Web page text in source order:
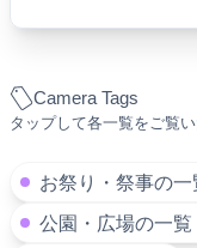
Camera Tags
タップして各一覧をご覧
お祭り・祭事の一
公園・広場の一覧